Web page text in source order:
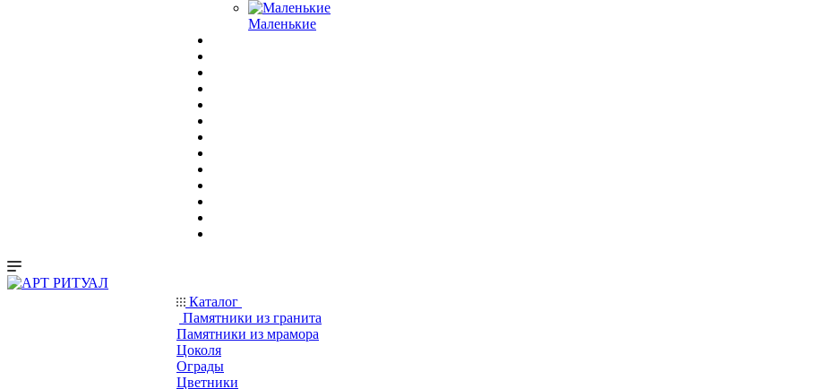
Маленькие
Каталог
Памятники из гранита
Памятники из мрамора
Цоколя
Ограды
Цветники